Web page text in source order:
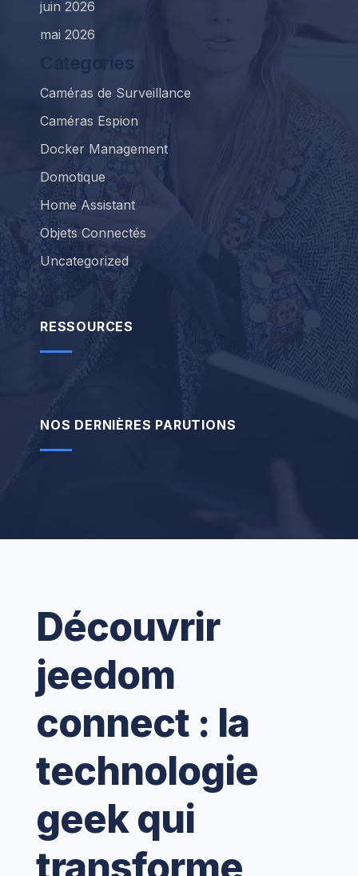
juin 2026
mai 2026
Caméras de Surveillance
Caméras Espion
Docker Management
Domotique
Home Assistant
Objets Connectés
Uncategorized
RESSOURCES
NOS DERNIÈRES PARUTIONS
Découvrir
jeedom
connect : la
technologie
geek qui